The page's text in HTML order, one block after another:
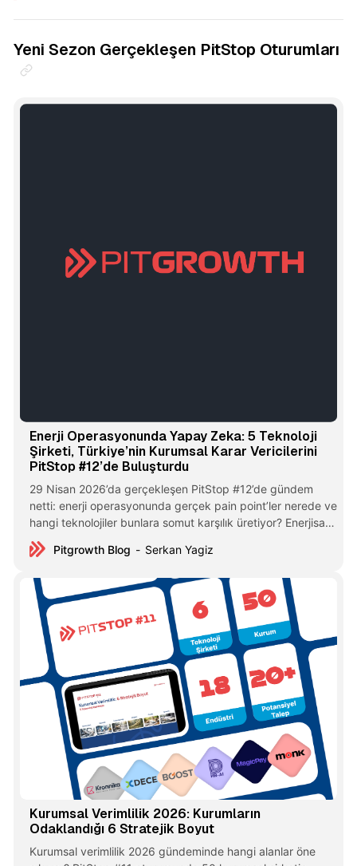
Yeni Sezon Gerçekleşen PitStop Oturumları
Enerji Operasyonunda Yapay Zeka: 5 Teknoloji
Şirketi, Türkiye’nin Kurumsal Karar Vericilerini
PitStop #12’de Buluşturdu
29 Nisan 2026’da gerçekleşen PitStop #12’de gündem
netti: enerji operasyonunda gerçek pain point’ler nerede ve
hangi teknolojiler bunlara somut karşılık üretiyor? Enerjisa,
TUSAŞ, İnci Holding, Türk Hava Yolları ve Yapı Kredi’nin de
aralarında bulunduğu farklı sektörlerden kurumsal
tamamlayan 5 teknoloji vardı — Mavialp, Werover,
Pitgrowth Blog Serkan Yagiz
Kurumsal Verimlilik 2026: Kurumların
Odaklandığı 6 Stratejik Boyut
Kurumsal verimlilik 2026 gündeminde hangi alanlar öne